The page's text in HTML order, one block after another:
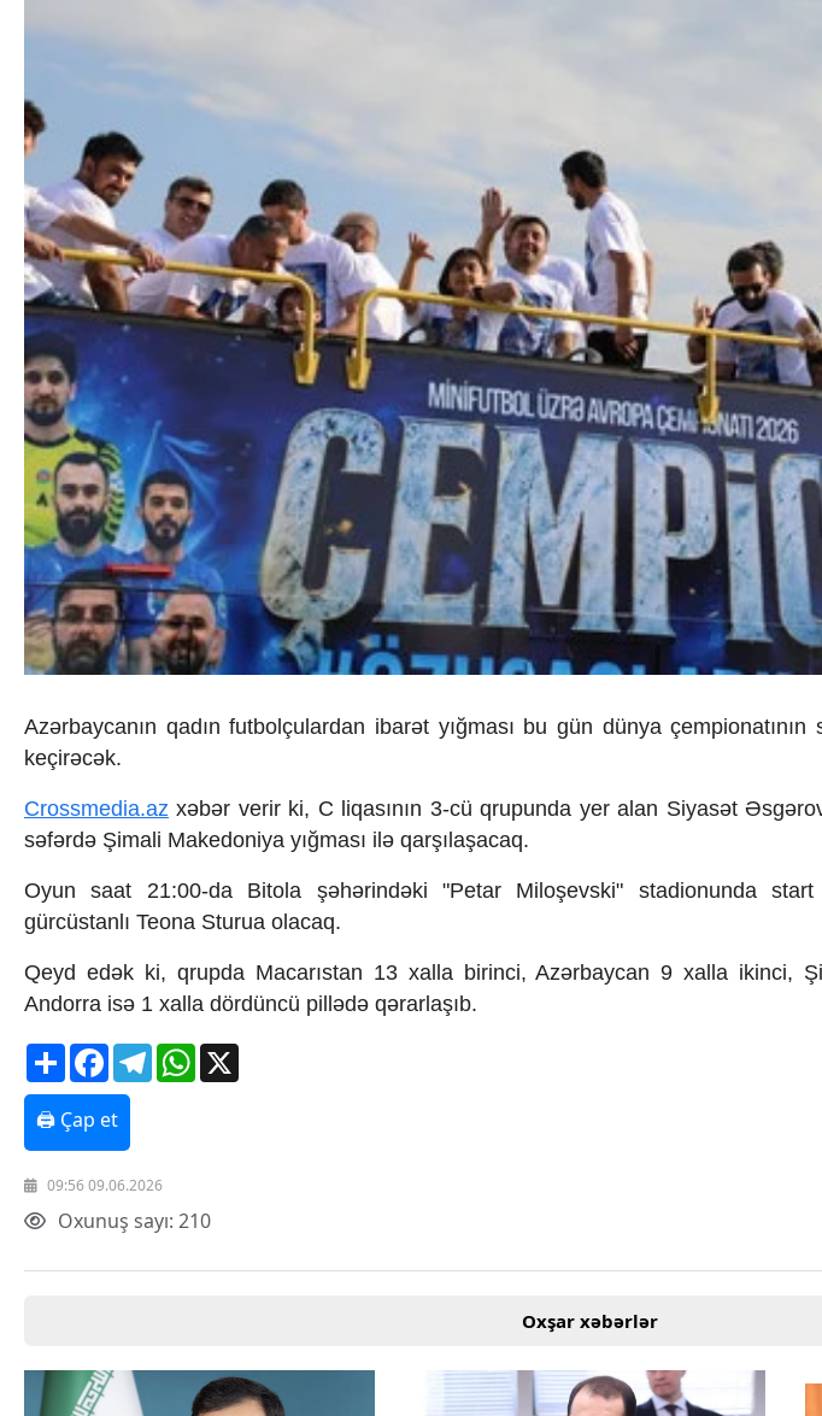
Sosioloji
Araşdırma
Multimedia
Foto
Video
İnfoqrafika
Podcast
Humanitar
Elm və təhsil
Mədəniyyət
Diaspor
Yüksəliş hekayəsi
Mədəniyyətimizin Zəfəri
Zəfər Diasporu
Səhiyyə
Ailə və uşaq
Turizm
İqtisadiyyat
İqtisadi xəbərlər
Energetika
Neft-qaz
Əmək və sosial siyasət
Kənd təsərrüfatı
Telekommunikasiya və nəqliyyat
COP29
Crossmedia.az - 1 yaş
Siyasət
Ekologiya
Zəfər - 5
Media və QHT
Hadisə
Sosium
Mənəvi dəyərlər
Texnologiya
Mətbuat-150
Əlaqə
Missiyamız
Azərbaycanın qadın futbolçulardan ibarət yığması bu gün dünya
keçirəcək.
Crossmedia.az xəbər verir ki, C liqasının 3-cü qrupunda yer alan Siyasət
səfərdə Şimali Makedoniya yığması ilə qarşılaşacaq.
Oyun saat 21:00-da Bitola şəhərindəki "Petar Miloşevski" stadionunda
gürcüstanlı Teona Sturua olacaq.
Qeyd edək ki, qrupda Macarıstan 13 xalla birinci, Azərbaycan 9 xalla ikinci,
Andorra isə 1 xalla dördüncü pillədə qərarlaşıb.
ShareFacebookTelegramWhatsApp
🖨 Çap et
09:56 09.06.2026
Oxunuş sayı: 210
Oxşar xəbərlər